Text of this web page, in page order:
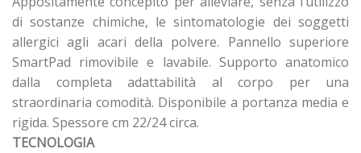
di sostanze chimiche, le sintomatologie dei soggetti
allergici agli acari della polvere. Pannello superiore
SmartPad rimovibile e lavabile. Supporto anatomico
dalla completa adattabilità al corpo per una
straordinaria comodità. Disponibile a portanza media e
rigida. Spessore cm 22/24 circa.
TECNOLOGIA